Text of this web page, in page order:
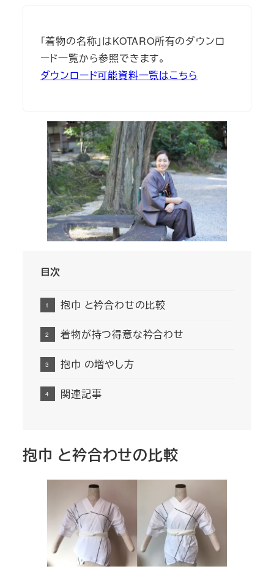
「着物の名称」はKOTARO所有のダウンロ
ード一覧から参照できます。
ダウンロード可能資料一覧はこちら
目次
抱巾 と衿合わせの比較
着物が持つ得意な衿合わせ
抱巾 の増やし方
関連記事
抱巾 と衿合わせの比較